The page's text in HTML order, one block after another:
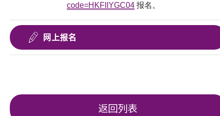
code=HKFIIYGC04 报名。
网上报名
返回列表